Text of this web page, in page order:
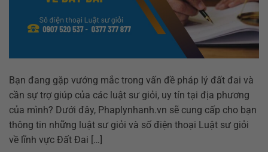
Bạn đang gặp vướng mắc trong vấn đề pháp lý đất đai và
cần sự trợ giúp của các luật sư giỏi, uy tín tại địa phương
của mình? Dưới đây, Phaplynhanh.vn sẽ cung cấp cho bạn
thông tin những luật sư giỏi và số điện thoại Luật sư giỏi
về lĩnh vực Đất Đai […]